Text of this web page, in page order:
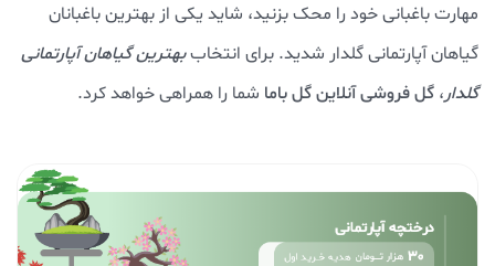
مهارت باغبانی خود را محک بزنید، شاید یکی از بهترین‌ باغبانان
گیاهان آپارتمانی گلدار شدید. برای انتخاببهترین گیاهان آپارتمانی
گلدار، گل فروشی آنلاین گل باما شما را همراهی خواهد کرد.